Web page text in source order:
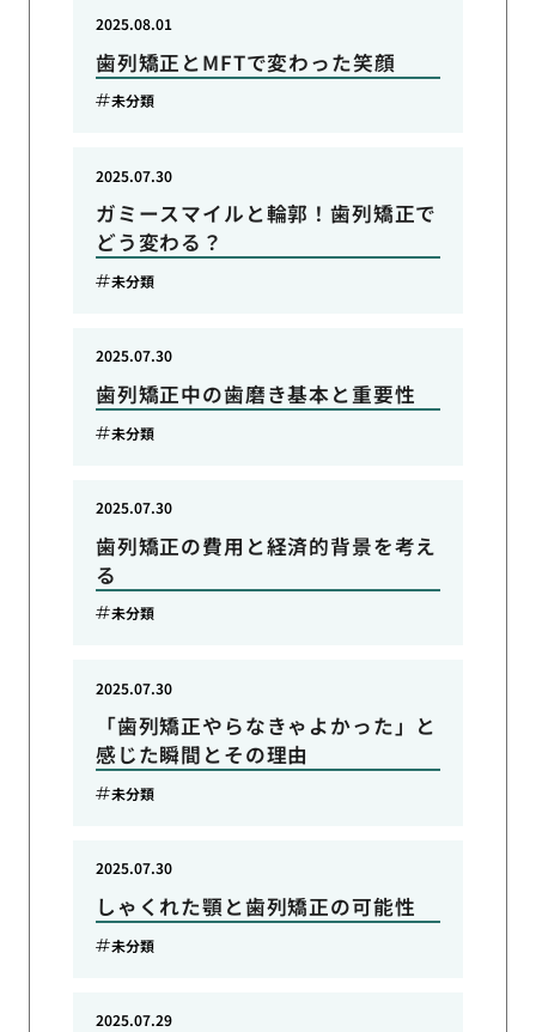
歯列矯正とMFTで変わった笑顔
2025.08.01
未分類
ガミースマイルと輪郭！歯列矯正で
どう変わる？
2025.07.30
未分類
歯列矯正中の歯磨き基本と重要性
2025.07.30
未分類
歯列矯正の費用と経済的背景を考え
る
2025.07.30
未分類
「歯列矯正やらなきゃよかった」と
感じた瞬間とその理由
2025.07.30
未分類
しゃくれた顎と歯列矯正の可能性
2025.07.30
未分類
2025.07.29